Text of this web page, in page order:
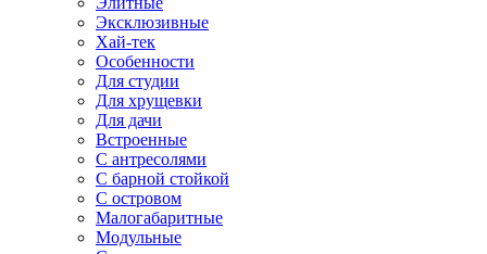
Эксклюзивные
Хай-тек
Особенности
Для студии
Для хрущевки
Для дачи
Встроенные
С антресолями
С барной стойкой
С островом
Малогабаритные
Модульные